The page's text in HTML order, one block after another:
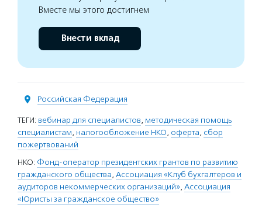
Вместе мы этого достигнем
Внести вклад
Российская Федерация
ТЕГИ: вебинар для специалистов, методическая помощь
специалистам, налогообложение НКО, оферта, сбор
пожертвований
НКО: Фонд-оператор президентских грантов по развитию
гражданского общества, Ассоциация «Клуб бухгалтеров и
аудиторов некоммерческих организаций», Ассоциация
«Юристы за гражданское общество»